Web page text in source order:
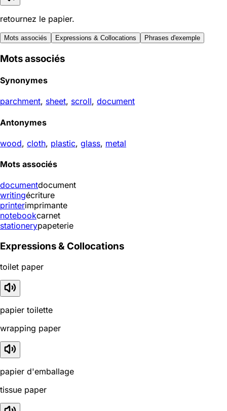
retournez le papier.
Mots associés Expressions & Collocations Phrases d'exemple
Mots associés
Synonymes
parchment, sheet, scroll, document
Antonymes
wood, cloth, plastic, glass, metal
Mots associés
documentdocument
writingécriture
printerimprimante
notebookcarnet
stationerypapeterie
Expressions & Collocations
toilet paper
papier toilette
wrapping paper
papier d'emballage
tissue paper